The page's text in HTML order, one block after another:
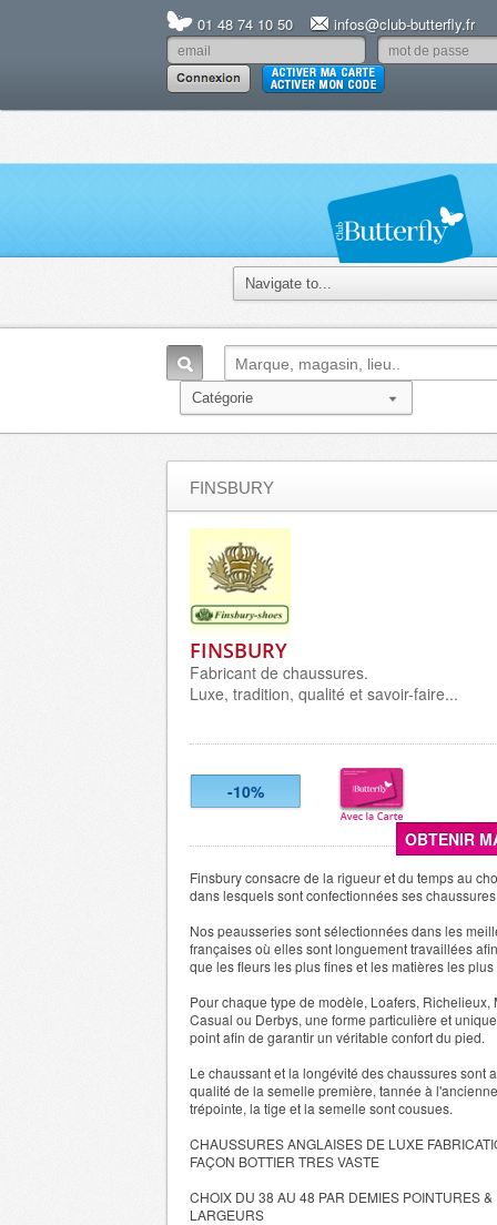
01 48 74 10 50 infos@club-butterfly.fr
FINSBURY
FINSBURY
Fabricant de chaussures.
Luxe, tradition, qualité et savoir-faire...
-10%
OBTENIR
Finsbury consacre de la rigueur et du temps au
dans lesquels sont confectionnées ses
Nos peausseries sont sélectionnées dans les
françaises où elles sont longuement travaillées
que les fleurs les plus fines et les matières les
Pour chaque type de modèle, Loafers, Richelieux,
Casual ou Derbys, une forme particulière et
point afin de garantir un véritable confort du pied.
Le chaussant et la longévité des chaussures sont
qualité de la semelle première, tannée à
trépointe, la tige et la semelle sont cousues.
CHAUSSURES ANGLAISES DE LUXE
FAÇON BOTTIER TRES VASTE
CHOIX DU 38 AU 48 PAR DEMIES POINTURES
LARGEURS